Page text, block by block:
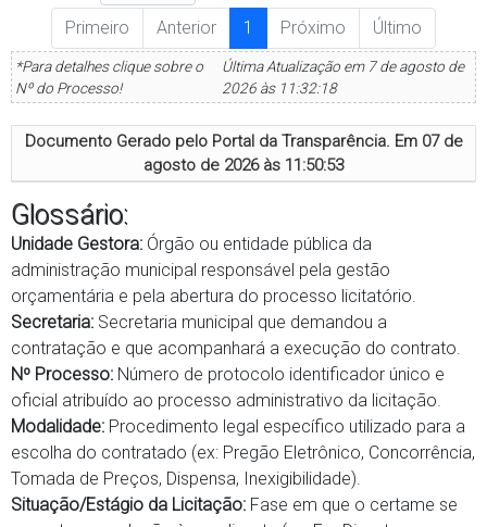
Primeiro
Anterior 1 Próximo Último
*Para detalhes clique sobre o
Nº do Processo!
Última Atualização em 7 de agosto de
2026 às 11:32:18
Documento Gerado pelo Portal da Transparência. Em 07 de
agosto de 2026 às 11:50:53
Glossário:
Unidade Gestora: Órgão ou entidade pública da
administração municipal responsável pela gestão
orçamentária e pela abertura do processo licitatório.
Secretaria: Secretaria municipal que demandou a
contratação e que acompanhará a execução do contrato.
Nº Processo: Número de protocolo identificador único e
oficial atribuído ao processo administrativo da licitação.
Modalidade: Procedimento legal específico utilizado para a
escolha do contratado (ex: Pregão Eletrônico, Concorrência,
Tomada de Preços, Dispensa, Inexigibilidade).
Situação/Estágio da Licitação: Fase em que o certame se